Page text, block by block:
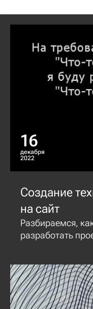
16
декабря
2022
Создание
на сайт
Разбираемся,
разработать